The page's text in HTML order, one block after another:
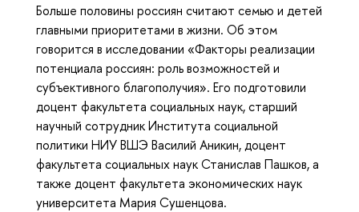
Больше половины россиян считают семью и детей
главными приоритетами в жизни. Об этом
говорится в исследовании «Факторы реализации
потенциала россиян: роль возможностей и
субъективного благополучия». Его подготовили
доцент факультета социальных наук, старший
научный сотрудник Института социальной
политики НИУ ВШЭ Василий Аникин, доцент
факультета социальных наук Станислав Пашков, а
также доцент факультета экономических наук
университета Мария Сушенцова.